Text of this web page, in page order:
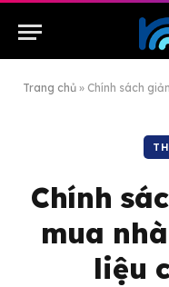
Trang chủ » Chính sách giảm
Chính
mua
liệu